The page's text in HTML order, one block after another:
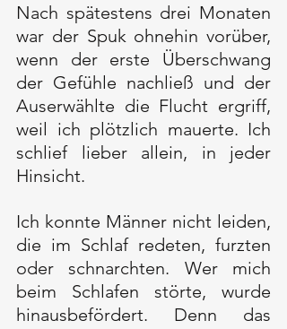
Nach spätestens drei Monaten
war der Spuk ohnehin vorüber,
wenn der erste Überschwang
der Gefühle nachließ und der
Auserwählte die Flucht ergriff,
weil ich plötzlich mauerte. Ich
schlief lieber allein, in jeder
Hinsicht.
Ich konnte Männer nicht leiden,
die im Schlaf redeten, furzten
oder schnarchten. Wer mich
beim Schlafen störte, wurde
hinausbefördert. Denn das